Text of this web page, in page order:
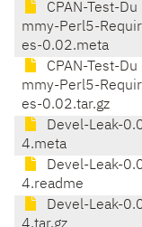
CPAN-Test-Du
mmy-Perl5-Requir
es-0.02.meta
CPAN-Test-Du
mmy-Perl5-Requir
es-0.02.tar.gz
Devel-Leak-
4.meta
Devel-Leak-
4.readme
Devel-Leak-